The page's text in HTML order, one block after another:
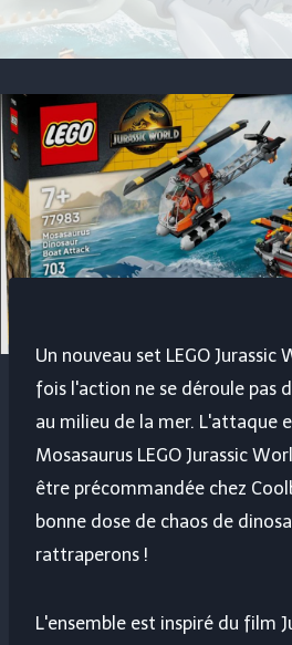
Un nouveau set LEGO
fois l'action ne se déroule pas
au milieu de la mer. L'attaque
Mosasaurus LEGO Jurassic
être précommandée chez
bonne dose de chaos de
rattraperons !
L'ensemble est inspiré du film